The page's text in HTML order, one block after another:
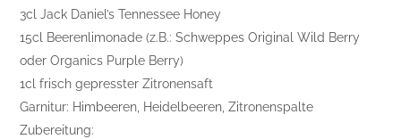
3cl Jack Daniel’s Tennessee Honey
15cl Beerenlimonade (z.B.: Schweppes Original Wild Berry
oder Organics Purple Berry)
1cl frisch gepresster Zitronensaft
Garnitur: Himbeeren, Heidelbeeren, Zitronenspalte
Zubereitung: